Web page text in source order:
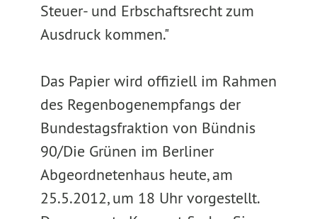
Steuer- und Erbschaftsrecht zum
Ausdruck kommen."
Das Papier wird offiziell im Rahmen
des Regenbogenempfangs der
Bundestagsfraktion von Bündnis
90/Die Grünen im Berliner
Abgeordnetenhaus heute, am
25.5.2012, um 18 Uhr vorgestellt.